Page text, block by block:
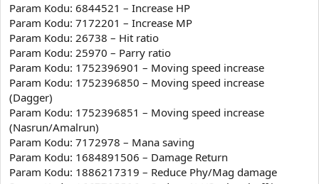
Param Kodu: 6844521 – Increase HP
Param Kodu: 7172201 – Increase MP
Param Kodu: 26738 – Hit ratio
Param Kodu: 25970 – Parry ratio
Param Kodu: 1752396901 – Moving speed increase
Param Kodu: 1752396850 – Moving speed increase
(Dagger)
Param Kodu: 1752396851 – Moving speed increase
(Nasrun/Amalrun)
Param Kodu: 7172978 – Mana saving
Param Kodu: 1684891506 – Damage Return
Param Kodu: 1886217319 – Reduce Phy/Mag damage